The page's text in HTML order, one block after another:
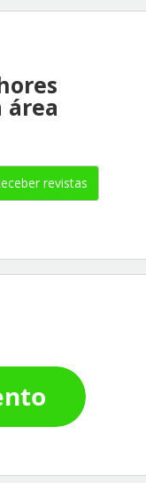
área
revistas